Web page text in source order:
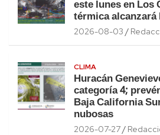
este lunes en Los
térmica alcanzará
2026-08-03
CLIMA
Huracán
categoría 4;
Baja California
nubosas
2026-07-27